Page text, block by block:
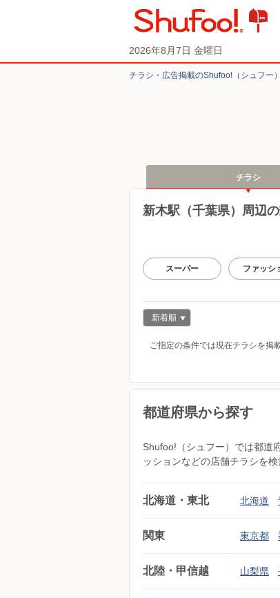
2026年8月7日 金曜日
チラシ・​広告掲載の​Shufoo!​（シュフー）
チラシ
新木駅（千葉県）周辺
スーパー ファッシ
新着順
ご指定の条件では現在チラシを掲
都道府県から探す
Shufoo!（シュフー）では都道
ッションなどの店舗チラシを検
北海道・東北 北海道
関東 東京都
北陸・甲信越 山梨県